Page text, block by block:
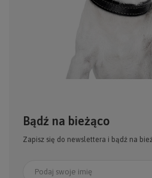
Bądź na bieżąco
Zapisz się do newslettera i bądź na
Podaj swoje imię